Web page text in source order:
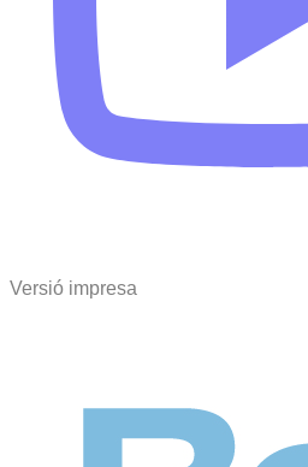
Versió impresa